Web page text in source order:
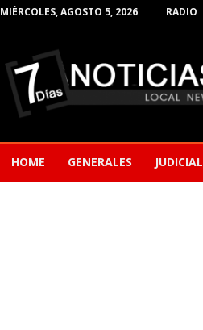
MIÉRCOLES, AGOSTO 5, 2026 RADIO
Noticias
de
Barranquilla
HOME GENERALES JUDICIAL